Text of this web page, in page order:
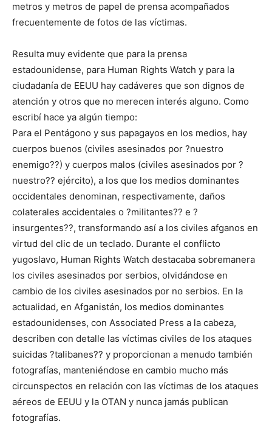
metros y metros de papel de prensa acompañados
frecuentemente de fotos de las víctimas.
Resulta muy evidente que para la prensa
estadounidense, para Human Rights Watch y para la
ciudadanía de EEUU hay cadáveres que son dignos de
atención y otros que no merecen interés alguno. Como
escribí hace ya algún tiempo:
Para el Pentágono y sus papagayos en los medios, hay
cuerpos buenos (civiles asesinados por ?nuestro
enemigo??) y cuerpos malos (civiles asesinados por ?
nuestro?? ejército), a los que los medios dominantes
occidentales denominan, respectivamente, daños
colaterales accidentales o ?militantes?? e ?
insurgentes??, transformando así a los civiles afganos en
virtud del clic de un teclado. Durante el conflicto
yugoslavo, Human Rights Watch destacaba sobremanera
los civiles asesinados por serbios, olvidándose en
cambio de los civiles asesinados por no serbios. En la
actualidad, en Afganistán, los medios dominantes
estadounidenses, con Associated Press a la cabeza,
describen con detalle las víctimas civiles de los ataques
suicidas ?talibanes?? y proporcionan a menudo también
fotografías, manteniéndose en cambio mucho más
circunspectos en relación con las víctimas de los ataques
aéreos de EEUU y la OTAN y nunca jamás publican
fotografías.